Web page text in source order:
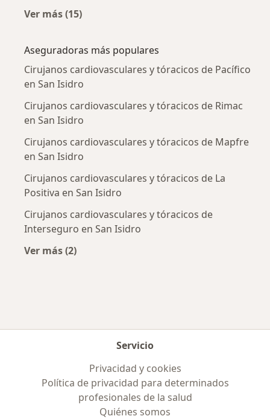
Ver más (15)
Aseguradoras más populares
Cirujanos cardiovasculares y tóracicos de Pacífico
en San Isidro
Cirujanos cardiovasculares y tóracicos de Rimac
en San Isidro
Cirujanos cardiovasculares y tóracicos de Mapfre
en San Isidro
Cirujanos cardiovasculares y tóracicos de La
Positiva en San Isidro
Cirujanos cardiovasculares y tóracicos de
Interseguro en San Isidro
Ver más (2)
Servicio
Privacidad y cookies
Política de privacidad para determinados
profesionales de la salud
Quiénes somos